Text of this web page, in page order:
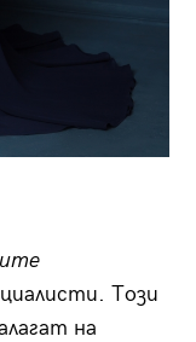
Този
на